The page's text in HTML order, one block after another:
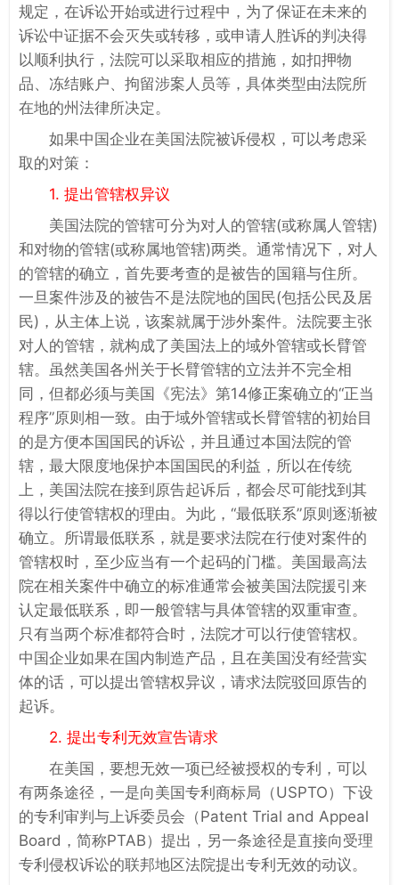
规定，在诉讼开始或进行过程中，为了保证在未来的
诉讼中证据不会灭失或转移，或申请人胜诉的判决得
以顺利执行，法院可以采取相应的措施，如扣押物
品、冻结账户、拘留涉案人员等，具体类型由法院所
在地的州法律所决定。
如果中国企业在美国法院被诉侵权，可以考虑采
取的对策：
1. 提出管辖权异议
美国法院的管辖可分为对人的管辖(或称属人管辖)
和对物的管辖(或称属地管辖)两类。通常情况下，对人
的管辖的确立，首先要考查的是被告的国籍与住所。
一旦案件涉及的被告不是法院地的国民(包括公民及居
民)，从主体上说，该案就属于涉外案件。法院要主张
对人的管辖，就构成了美国法上的域外管辖或长臂管
辖。虽然美国各州关于长臂管辖的立法并不完全相
同，但都必须与美国《宪法》第14修正案确立的“正当
程序”原则相一致。由于域外管辖或长臂管辖的初始目
的是方便本国国民的诉讼，并且通过本国法院的管
辖，最大限度地保护本国国民的利益，所以在传统
上，美国法院在接到原告起诉后，都会尽可能找到其
得以行使管辖权的理由。为此，“最低联系”原则逐渐被
确立。所谓最低联系，就是要求法院在行使对案件的
管辖权时，至少应当有一个起码的门槛。美国最高法
院在相关案件中确立的标准通常会被美国法院援引来
认定最低联系，即一般管辖与具体管辖的双重审查。
只有当两个标准都符合时，法院才可以行使管辖权。
中国企业如果在国内制造产品，且在美国没有经营实
体的话，可以提出管辖权异议，请求法院驳回原告的
起诉。
2. 提出专利无效宣告请求
在美国，要想无效一项已经被授权的专利，可以
有两条途径，一是向美国专利商标局（USPTO）下设
的专利审判与上诉委员会（Patent Trial and Appeal
Board，简称PTAB）提出，另一条途径是直接向受理
专利侵权诉讼的联邦地区法院提出专利无效的动议。